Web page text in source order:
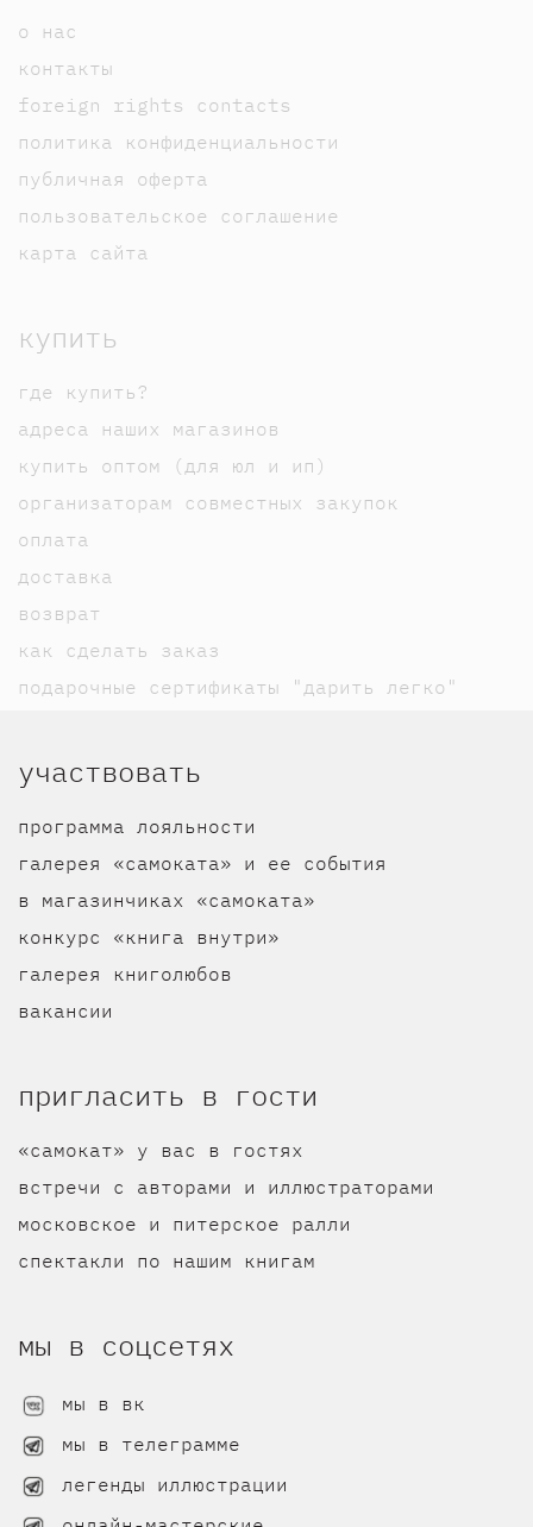
о нас
контакты
foreign rights contacts
политика конфиденциальности
публичная оферта
пользовательское соглашение
карта сайта
купить
где купить?
адреса наших магазинов
купить оптом (для юл и ип)
организаторам совместных закупок
оплата
доставка
возврат
как сделать заказ
подарочные сертификаты "дарить легко"
участвовать
программа лояльности
галерея «самоката» и ее события
в магазинчиках «самоката»
конкурс «книга внутри»
галерея книголюбов
вакансии
пригласить в гости
«самокат» у вас в гостях
встречи с авторами и иллюстраторами
московское и питерское ралли
спектакли по нашим книгам
мы в соцсетях
мы в вк
мы в телеграмме
легенды иллюстрации